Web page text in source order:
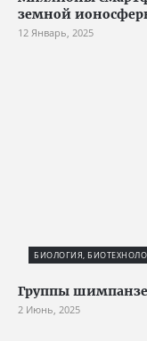
земной
12 Январь, 2025
БИОЛОГИЯ,
Группы
2 Июнь, 2025